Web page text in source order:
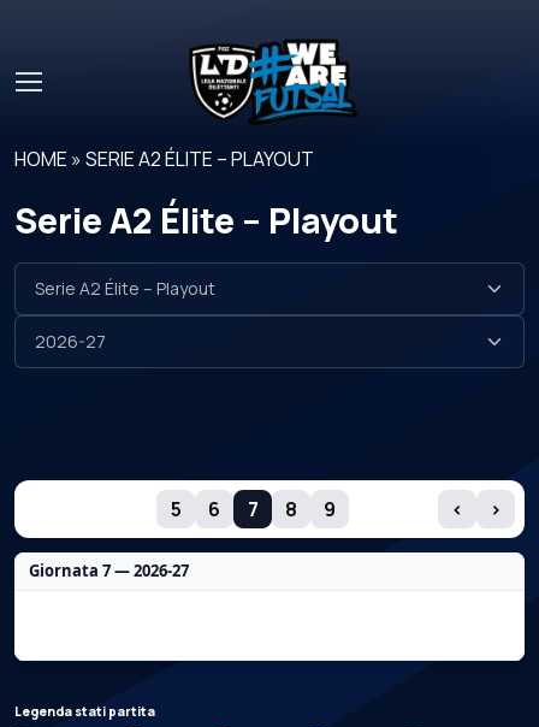
HOME »SERIE A2 ÉLITE – PLAYOUT
Serie A2 Élite – Playout
5 6 7 8 9 ‹ ›
Giornata 7 — 2026-27
Legenda stati partita